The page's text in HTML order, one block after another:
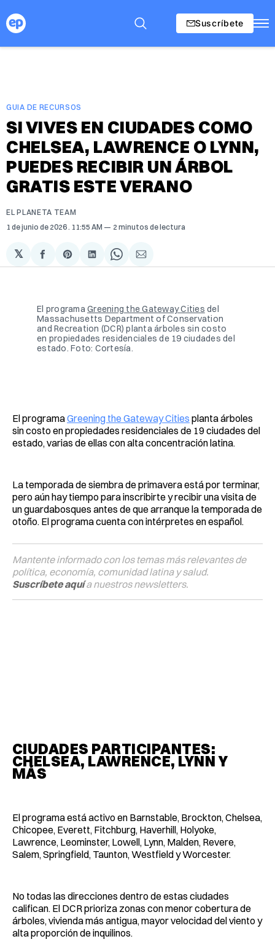
Suscríbete
GUIA DE RECURSOS
SI VIVES EN CIUDADES COMO
CHELSEA, LAWRENCE O LYNN,
PUEDES RECIBIR UN ÁRBOL
GRATIS ESTE VERANO
EL PLANETA TEAM
1 de junio de 2026 . 11:55 AM 2 minutos de lectura
𝕏
Compartir
en
Share
on
Compartir
en
Share
on
Compartir
via
El programa Greening the Gateway Cities del
Massachusetts Department of Conservation
and Recreation (DCR) planta árboles sin costo
en propiedades residenciales de 19 ciudades del
estado. Foto: Cortesía.
El programaGreening the Gateway Cities planta árboles
sin costo en propiedades residenciales de 19 ciudades del
estado, varias de ellas con alta concentración latina.
La temporada de siembra de primavera está por terminar,
pero aún hay tiempo para inscribirte y recibir una visita de
un guardabosques antes de que arranque la temporada de
otoño. El programa cuenta con intérpretes en español.
Mantente informado con los temas más relevantes de
política, economía, comunidad latina y salud.
Suscríbete aquía nuestros newsletters.
CIUDADES PARTICIPANTES:
CHELSEA, LAWRENCE, LYNN Y
MÁS
El programa está activo en Barnstable, Brockton, Chelsea,
Chicopee, Everett, Fitchburg, Haverhill, Holyoke,
Lawrence, Leominster, Lowell, Lynn, Malden, Revere,
Salem, Springfield, Taunton, Westfield y Worcester.
No todas las direcciones dentro de estas ciudades
califican. El DCR prioriza zonas con menor cobertura de
árboles, vivienda más antigua, mayor velocidad del viento y
alta proporción de inquilinos.